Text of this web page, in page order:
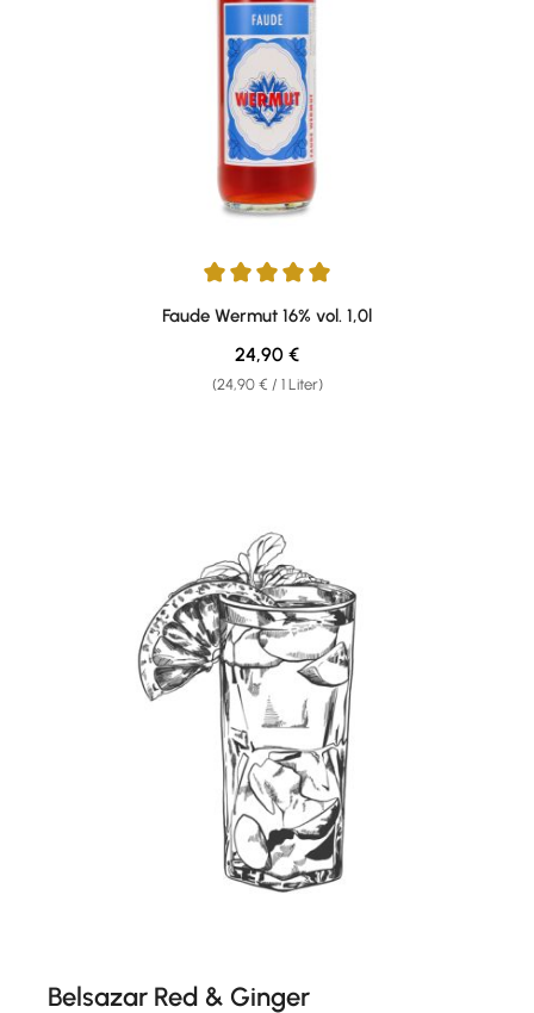
Durchschnittliche Bewertung von 5 von 5 Sternen
Faude Wermut 16% vol. 1,0l
(24,90 € / 1 Liter)
Regulärer Preis:
24,90 €
Belsazar Red & Ginger